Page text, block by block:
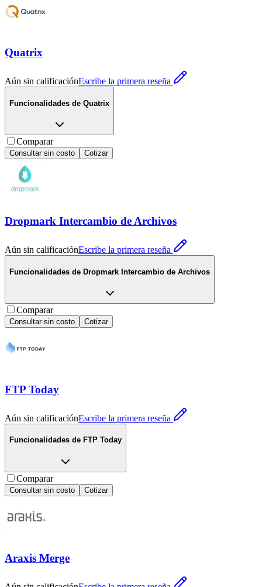
Quatrix
Aún sin calificaciónEscribe la primera reseña
Funcionalidades de Quatrix
Comparar
Consultar sin costo Cotizar
Dropmark Intercambio de Archivos
Aún sin calificaciónEscribe la primera reseña
Funcionalidades de Dropmark Intercambio de Archivos
Comparar
Consultar sin costo Cotizar
FTP Today
Aún sin calificaciónEscribe la primera reseña
Funcionalidades de FTP Today
Comparar
Consultar sin costo Cotizar
Araxis Merge